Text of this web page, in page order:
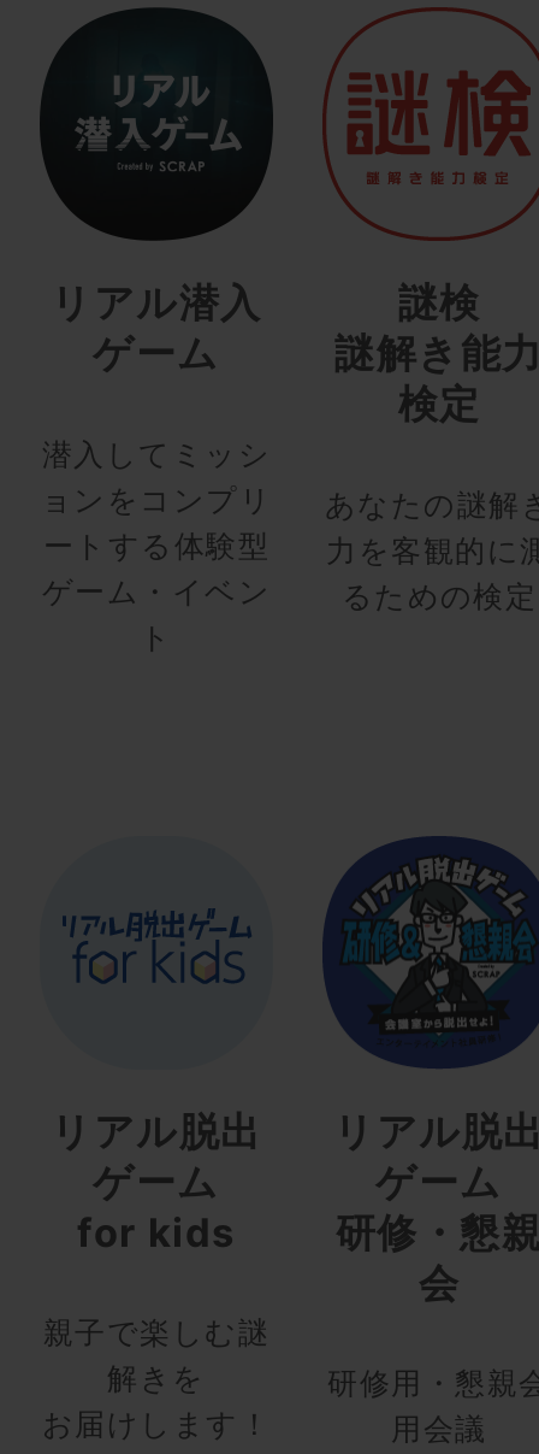
リアル潜入
ゲーム
潜入してミッシ
ョンをコンプリ
ートする体験型
ゲーム・イベン
ト
謎検
謎解き能
検定
あなたの謎解
力を客観的に
るための検定
リアル脱出
ゲーム
for kids
親子で楽しむ謎
解きを
お届けします！
リアル脱
ゲーム
研修・懇
会
研修用・懇親
用会議